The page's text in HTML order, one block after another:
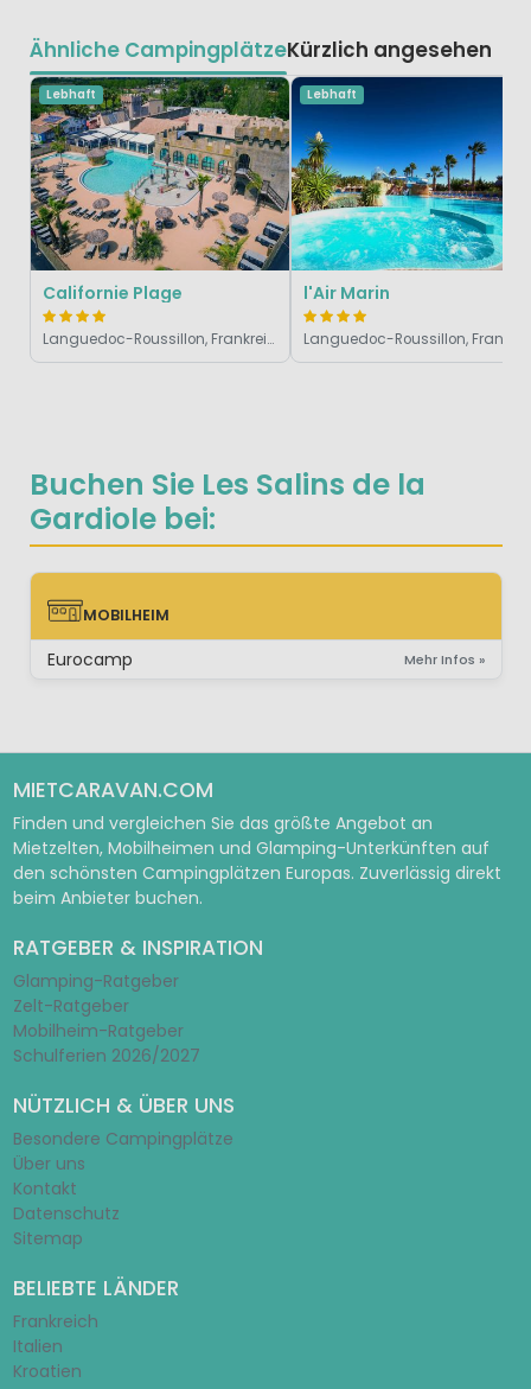
Buchen Sie Les Salins de la
Gardiole bei:
MOBILHEIM
MOBILHEIM
Eurocamp Mehr Infos »
Ähnliche CampingplätzeKürzlich angesehen
Lebhaft
Californie Plage
Languedoc-Roussillon, Frankreich
Lebhaft
l'Air Marin
MIETCARAVAN.COM
Finden und vergleichen Sie das größte Angebot an
Mietzelten, Mobilheimen und Glamping-Unterkünften auf
den schönsten Campingplätzen Europas. Zuverlässig direkt
beim Anbieter buchen.
RATGEBER & INSPIRATION
Glamping-Ratgeber
Zelt-Ratgeber
Mobilheim-Ratgeber
Schulferien 2026/2027
NÜTZLICH & ÜBER UNS
Besondere Campingplätze
Über uns
Kontakt
Datenschutz
Sitemap
BELIEBTE LÄNDER
Frankreich
Italien
Kroatien